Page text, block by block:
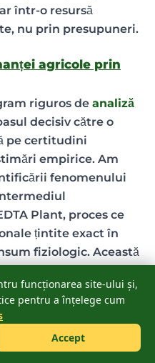
într-o resursă
nu prin presupuneri.
agricole prin
riguros de analiză
decisiv către o
pe certitudini
empirice. Am
fenomenului
Plant, proces ce
țintite exact în
fiziologic. Această
hectar prin
integrată strategic în
pentru o absorbție
funcționarea site-ului și,
pentru a înțelege cum
Accept